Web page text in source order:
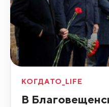
КОГДАТО_LIFE
В